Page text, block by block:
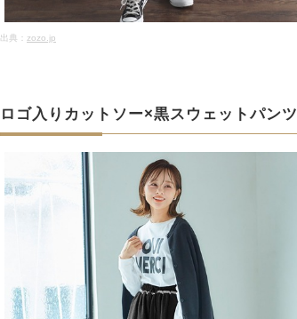
出典： zozo.jp
ロゴ入りカットソー×黒スウェットパンツ